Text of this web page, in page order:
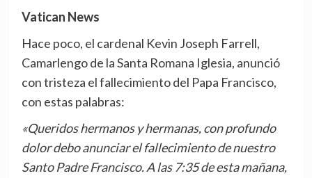
Vatican News
Hace poco, el cardenal Kevin Joseph Farrell,
Camarlengo de la Santa Romana Iglesia, anunció
con tristeza el fallecimiento del Papa Francisco,
con estas palabras:
«Queridos hermanos y hermanas, con profundo
dolor debo anunciar el fallecimiento de nuestro
Santo Padre Francisco. A las 7:35 de esta mañana,